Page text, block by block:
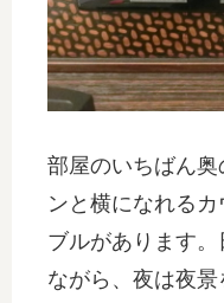
部屋のいちばん
ンと横になれる
ブルがあります
ながら、夜は夜